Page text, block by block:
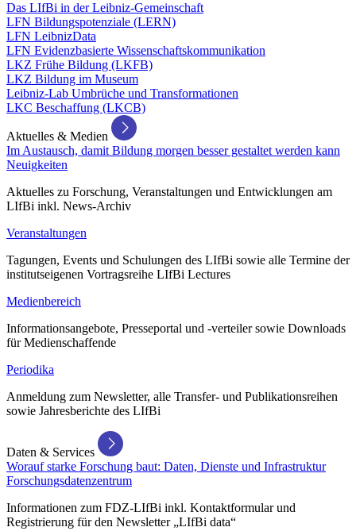
Das LIfBi in der Leibniz-Gemeinschaft
LFN Bildungspotenziale (LERN)
LFN LeibnizData
LFN Evidenzbasierte Wissenschaftskommunikation
LKZ Frühe Bildung (LKFB)
LKZ Bildung im Museum
Leibniz-Lab Umbrüche und Transformationen
LKC Beschaffung (LKCB)
Aktuelles & Medien
Im Austausch, damit Bildung morgen besser gestaltet werden kann
Neuigkeiten
Aktuelles zu Forschung, Veranstaltungen und Entwicklungen am
LIfBi inkl. News-Archiv
Veranstaltungen
Tagungen, Events und Schulungen des LIfBi sowie alle Termine der
institutseigenen Vortragsreihe LIfBi Lectures
Medienbereich
Informationsangebote, Presseportal und -verteiler sowie Downloads
für Medienschaffende
Periodika
Anmeldung zum Newsletter, alle Transfer- und Publikationsreihen
sowie Jahresberichte des LIfBi
Daten & Services
Worauf starke Forschung baut: Daten, Dienste und Infrastruktur
Forschungsdatenzentrum
Informationen zum FDZ-LIfBi inkl. Kontaktformular und
Registrierung für den Newsletter „LIfBi data“